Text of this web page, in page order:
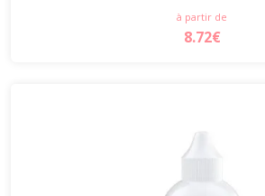
à partir de
8.72€